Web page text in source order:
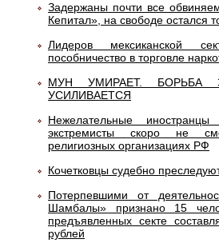
Задержаны почти все
Кепитал», на свободе остался
Лидеров мексиканской
пособничество в торговле
МУН УМИРАЕТ. БОРЬБА
УСИЛИВАЕТСЯ
Нежелательные
экстремисты скоро не
религиозных организациях РФ
Кочетковцы судебно
Потерпевшими от
Шамбалы» признано 15
предъявленных секте
рублей